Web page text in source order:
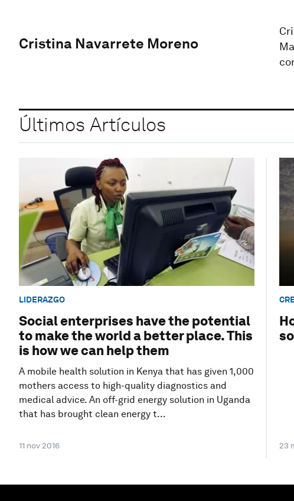
Cristina Navarrete Moreno
Últimos Artículos
LIDERAZGO
Social enterprises have the potential
to make the world a better place. This
is how we can help them
A mobile health solution in Kenya that has given 1,000
mothers access to high-quality diagnostics and
medical advice. An off-grid energy solution in Uganda
that has brought clean energy t...
11 nov 2016 23